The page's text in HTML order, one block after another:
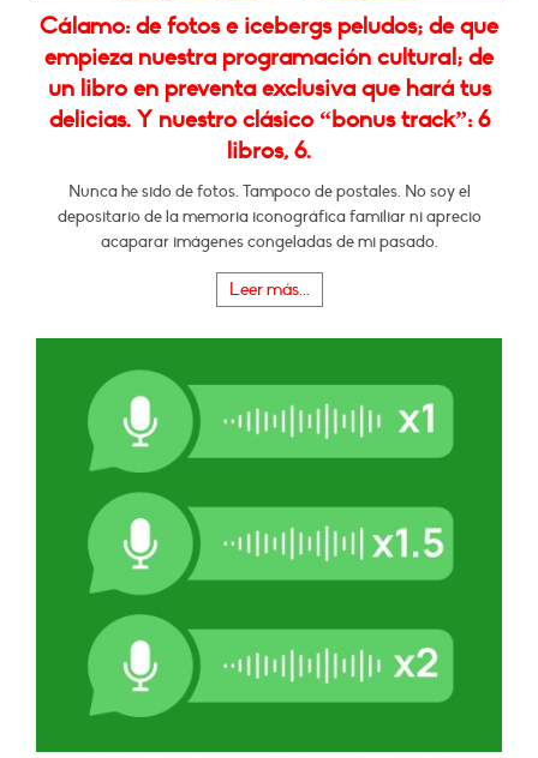
Cálamo: de fotos e icebergs peludos; de que
empieza nuestra programación cultural; de
un libro en preventa exclusiva que hará tus
delicias. Y nuestro clásico “bonus track”: 6
libros, 6.
Nunca he sido de fotos. Tampoco de postales. No soy el
depositario de la memoria iconográfica familiar ni aprecio
acaparar imágenes congeladas de mi pasado.
Leer más...